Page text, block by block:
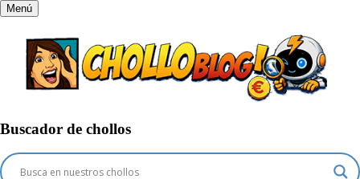
Menú
Buscador de chollos